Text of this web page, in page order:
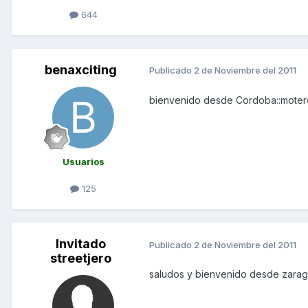
644
benaxciting
Usuarios
125
Publicado 2 de Noviembre del 2011
bienvenido desde
Invitado
streetjero
Publicado 2 de Noviembre del 2011
saludos y bienvenido desde